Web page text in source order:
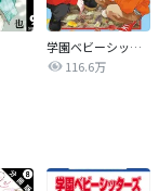
学園ベビーシッターズ
116.6万